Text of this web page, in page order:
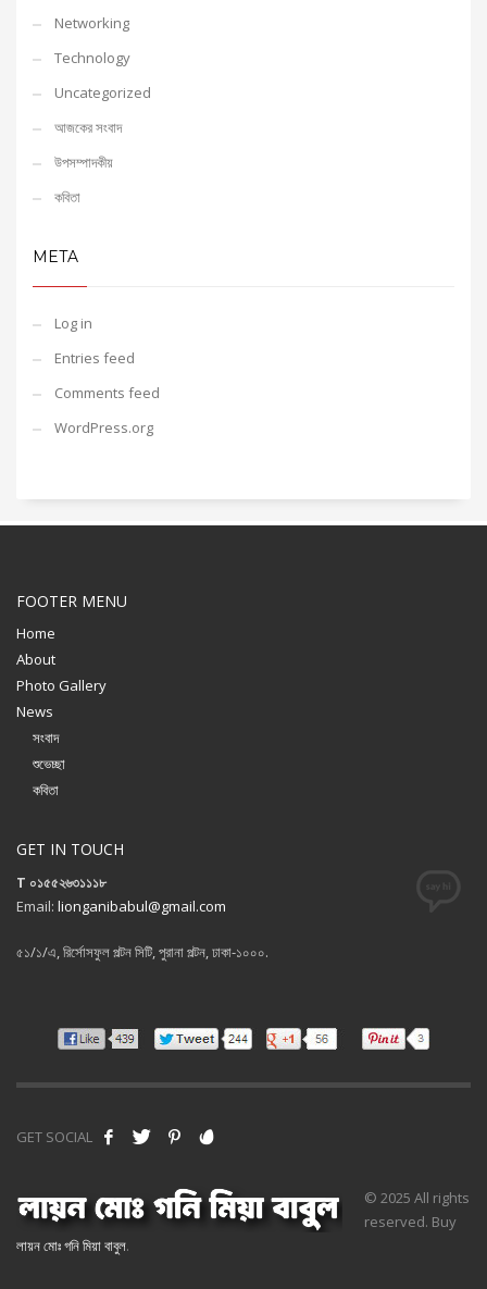
Networking
Technology
Uncategorized
আজকের সংবাদ
উপসম্পাদকীয়
কবিতা
META
Log in
Entries feed
Comments feed
WordPress.org
FOOTER MENU
Home
About
Photo Gallery
News
সংবাদ
শুভেচ্ছা
কবিতা
GET IN TOUCH
T ০১৫৫২৬৩১১১৮
Email: lionganibabul@gmail.com
৫১/১/এ, রির্সোসফুল পল্টন সিটি, পুরানা পল্টন, ঢাকা-১০০০.
GET SOCIAL
© 2025 All rights
reserved. Buy
লায়ন মোঃ গনি মিয়া বাবুল.